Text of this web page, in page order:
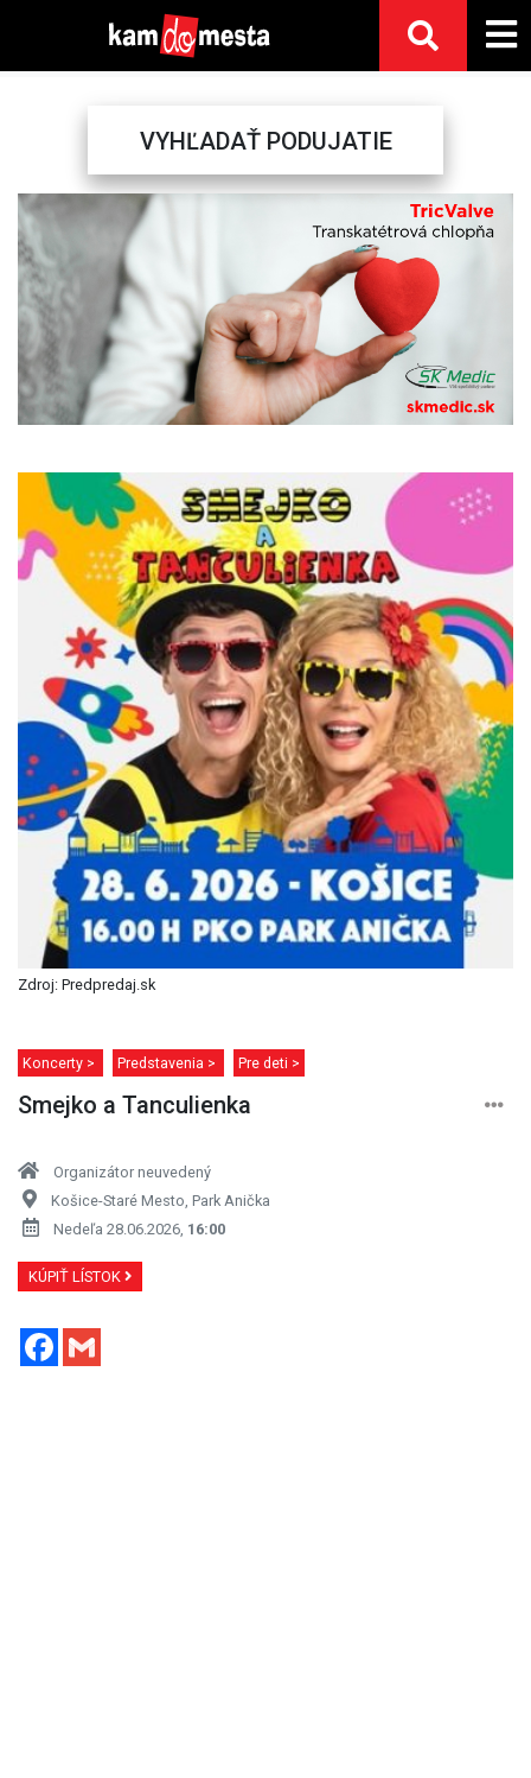
VYHĽADAŤ PODUJATIE
Previous
Zdroj: Predpredaj.sk
Koncerty > Predstavenia > Pre deti >
Smejko a Tanculienka
Organizátor neuvedený
Košice-Staré Mesto, Park Anička
Nedeľa 28.06.2026, 16:00
KÚPIŤ LÍSTOK
Facebook